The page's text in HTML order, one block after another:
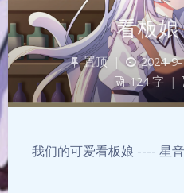
看板
置顶 | 2024-
124 字
|
我们的可爱看板娘 ---- 星